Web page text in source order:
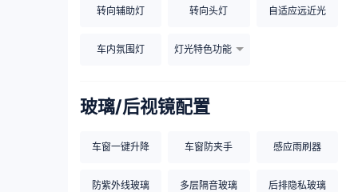
转向辅助灯 转向头灯 自适应远近光
车内氛围灯 灯光特色功能
玻璃/后视镜配置
车窗一键升降 车窗防夹手 感应雨刷器
防紫外线玻璃 多层隔音玻璃 后排隐私玻璃